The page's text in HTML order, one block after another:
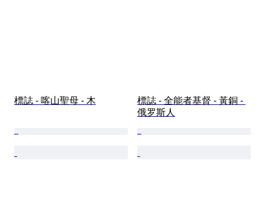
標誌 - 喀山聖母 - 木
標誌 - 全能者基督 - 黃銅 -
俄罗斯人